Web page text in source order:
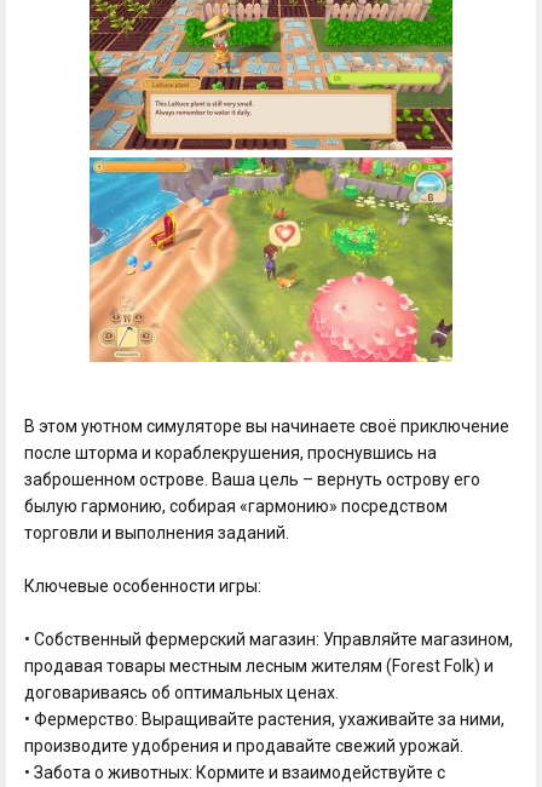
В этом уютном симуляторе вы начинаете своё приключение
после шторма и кораблекрушения, проснувшись на
заброшенном острове. Ваша цель – вернуть острову его
былую гармонию, собирая «гармонию» посредством
торговли и выполнения заданий.
Ключевые особенности игры:
• Собственный фермерский магазин: Управляйте магазином,
продавая товары местным лесным жителям (Forest Folk) и
договариваясь об оптимальных ценах.
• Фермерство: Выращивайте растения, ухаживайте за ними,
производите удобрения и продавайте свежий урожай.
• Забота о животных: Кормите и взаимодействуйте с